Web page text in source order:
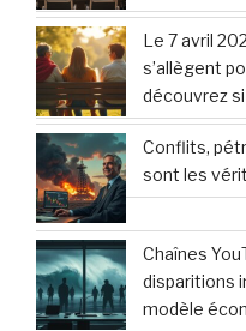
Le 7 avril
s’allègent
découvrez
Conflits,
sont les
Chaînes
disparitions
modèle